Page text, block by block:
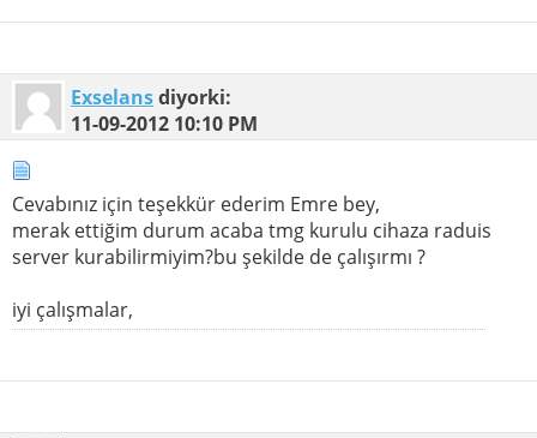
Exselansdiyorki:
11-09-2012 10:10 PM
Cevabınız için teşekkür ederim Emre bey,
merak ettiğim durum acaba tmg kurulu cihaza raduis
server kurabilirmiyim?bu şekilde de çalışırmı ?
iyi çalışmalar,